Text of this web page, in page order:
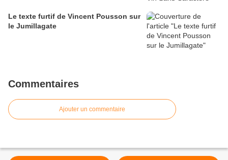
Le texte furtif de Vincent Pousson sur
le Jumillagate
Commentaires
Ajouter un commentaire